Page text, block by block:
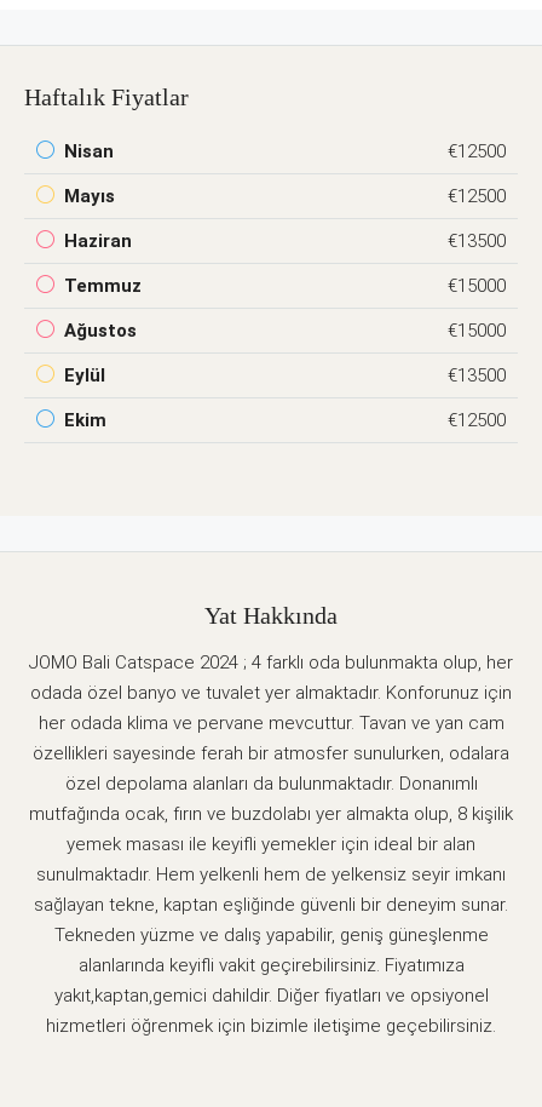
Haftalık Fiyatlar
Nisan €12500
Mayıs €12500
Haziran €13500
Temmuz €15000
Ağustos €15000
Eylül €13500
Ekim €12500
Yat Hakkında
JOMO Bali Catspace 2024 ; 4 farklı oda bulunmakta olup, her
odada özel banyo ve tuvalet yer almaktadır. Konforunuz için
her odada klima ve pervane mevcuttur. Tavan ve yan cam
özellikleri sayesinde ferah bir atmosfer sunulurken, odalara
özel depolama alanları da bulunmaktadır. Donanımlı
mutfağında ocak, fırın ve buzdolabı yer almakta olup, 8 kişilik
yemek masası ile keyifli yemekler için ideal bir alan
sunulmaktadır. Hem yelkenli hem de yelkensiz seyir imkanı
sağlayan tekne, kaptan eşliğinde güvenli bir deneyim sunar.
Tekneden yüzme ve dalış yapabilir, geniş güneşlenme
alanlarında keyifli vakit geçirebilirsiniz. Fiyatımıza
yakıt,kaptan,gemici dahildir. Diğer fiyatları ve opsiyonel
hizmetleri öğrenmek için bizimle iletişime geçebilirsiniz.